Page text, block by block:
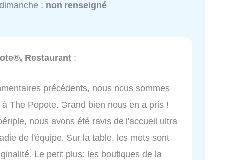
dimanche : non renseigné
Restaurant :
précédents, nous nous sommes
The Popote. Grand bien nous en a pris !
nous avons été ravis de l'accueil ultra
de l'équipe. Sur la table, les mets sont
Le petit plus: les boutiques de la